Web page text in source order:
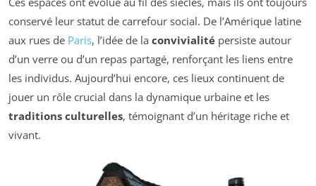
conservé leur statut de carrefour social. De l’Amérique latine
aux rues de Paris, l’idée de la convivialité persiste autour
d’un verre ou d’un repas partagé, renforçant les liens entre
les individus. Aujourd’hui encore, ces lieux continuent de
jouer un rôle crucial dans la dynamique urbaine et les
traditions culturelles, témoignant d’un héritage riche et
vivant.